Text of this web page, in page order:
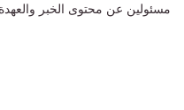
مسئولين عن محتوى الخبر